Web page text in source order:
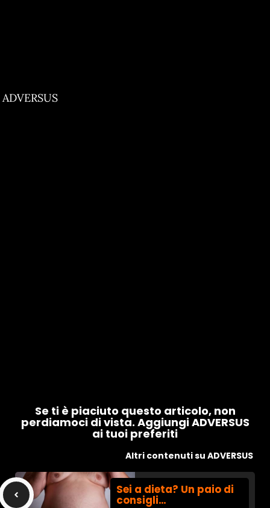
ADVERSUS
Se ti è piaciuto questo articolo, non
perdiamoci di vista. Aggiungi ADVERSUS
ai tuoi preferiti
Altri contenuti su ADVERSUS
Sei a dieta? Un paio di
consigli…